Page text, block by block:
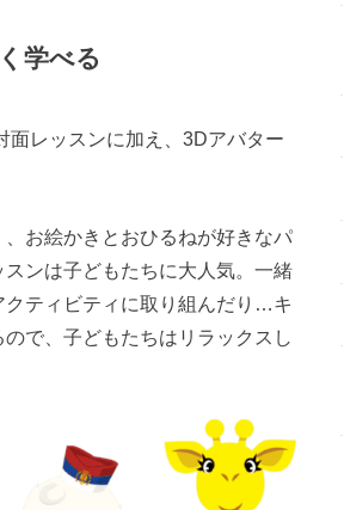
学べる
面レッスンに加え、3Dアバター
お絵かきとおひるねが好きなパ
ンは子どもたちに大人気。一緒
クティビティに取り組んだり…キ
で、子どもたちはリラックスし